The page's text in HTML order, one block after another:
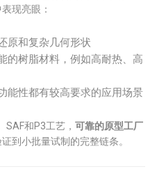
现亮眼：
原和复杂几何形状
的树脂材料，例如高耐热、高
能性都有较高要求的应用场景
和P3工艺， 可靠的原型工厂
到小批量试制的完整链条。